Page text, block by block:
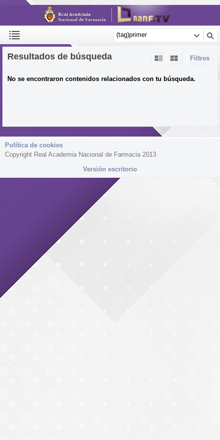
Filtros
Resultados de búsqueda
No se encontraron contenidos relacionados con tu búsqueda.
Política de cookies
Copyright Real Academia Nacional de Farmacia 2013
Versión escritorio